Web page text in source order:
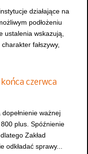
działające na
podłożeniu
ustalenia wskazują,
fałszywy,
czerwca
ważnej
plus. Spóźnienie
Zakład
odkładać sprawy...